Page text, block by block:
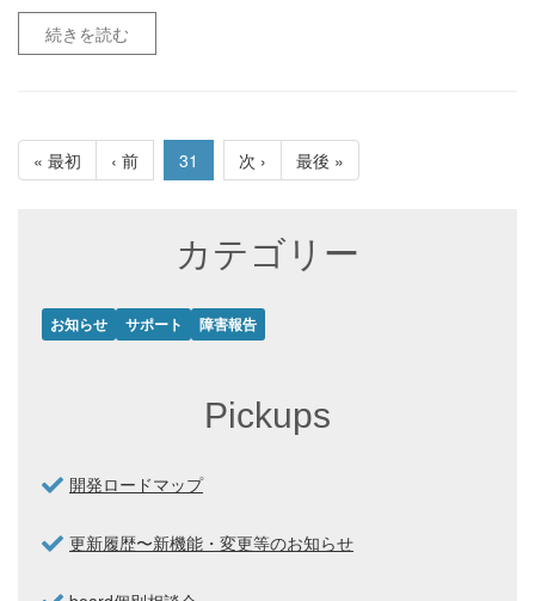
続きを読む
« 最初 ‹ 前 31 次 › 最後 »
カテゴリー
お知らせ サポート 障害報告
Pickups
開発ロードマップ
更新履歴〜新機能・変更等のお知らせ